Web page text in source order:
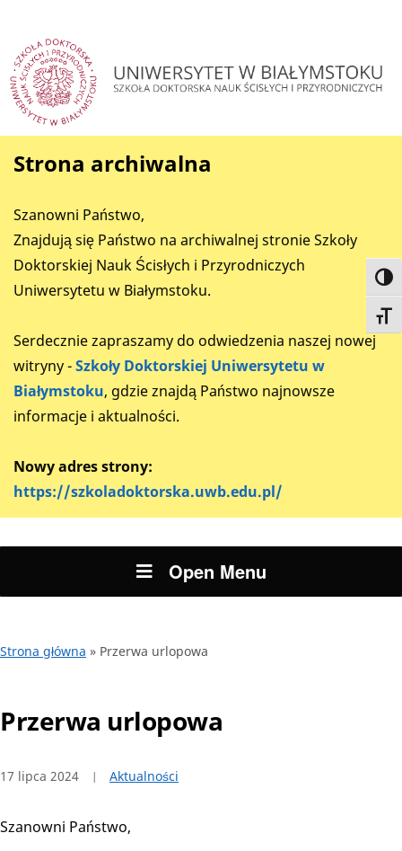
Strona archiwalna
Szanowni Państwo,
Znajdują się Państwo na archiwalnej stronie Szkoły
Doktorskiej Nauk Ścisłych i Przyrodniczych
Uniwersytetu w Białymstoku.
Serdecznie zapraszamy do odwiedzenia naszej nowej
witryny -Szkoły Doktorskiej Uniwersytetu w
Białymstoku, gdzie znajdą Państwo najnowsze
informacje i aktualności.
Nowy adres strony:
https://szkoladoktorska.uwb.edu.pl/
Open Menu
Strona główna » Przerwa urlopowa
Przerwa urlopowa
17 lipca 2024 Aktualności
Szanowni Państwo,